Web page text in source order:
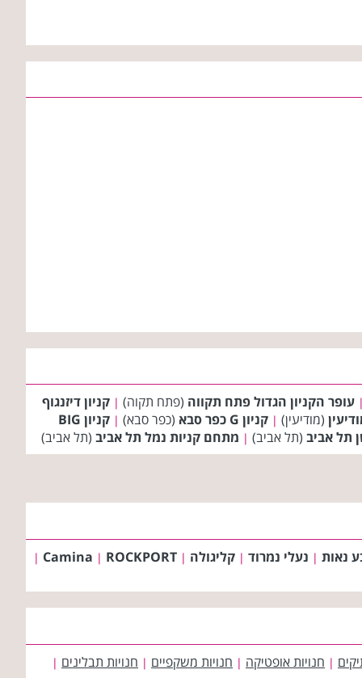
| עופר הקניון הגדול פתח תקווה (פתח תקוה) | קניון דיזנגוף
(מודיעין) | קניון G כפר סבא (כפר סבא) |
קניון BIG
תל אביב (תל אביב) | מתחם קניות נמל תל אביב (תל אביב)
נאות | נעלי נמרוד | קליגולה |
Camina | ROCKPORT
|
| חנויות אופטיקה | חנויות משקפיים | חנויות תבלינים |